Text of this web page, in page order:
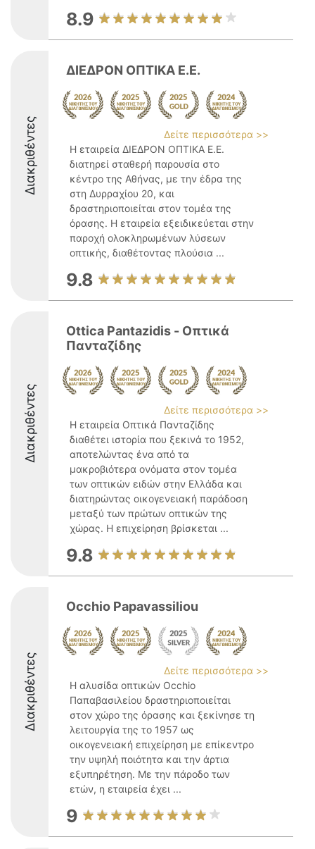
8.9
Διακριθέντες
ΔΙΕΔΡΟΝ ΟΠΤΙΚΑ Ε.Ε.
Δείτε περισσότερα >>
Η εταιρεία ΔΙΕΔΡΟΝ ΟΠΤΙΚΑ Ε.Ε.
διατηρεί σταθερή παρουσία στο
κέντρο της Αθήνας, με την έδρα της
στη Δυρραχίου 20, και
δραστηριοποιείται στον τομέα της
όρασης. Η εταιρεία εξειδικεύεται στην
παροχή ολοκληρωμένων λύσεων
οπτικής, διαθέτοντας πλούσια ...
9.8
Διακριθέντες
Ottica Pantazidis - Οπτικά
Πανταζίδης
Δείτε περισσότερα >>
Η εταιρεία Οπτικά Πανταζίδης
διαθέτει ιστορία που ξεκινά το 1952,
αποτελώντας ένα από τα
μακροβιότερα ονόματα στον τομέα
των οπτικών ειδών στην Ελλάδα και
διατηρώντας οικογενειακή παράδοση
μεταξύ των πρώτων οπτικών της
χώρας. Η επιχείρηση βρίσκεται ...
9.8
Διακριθέντες
Occhio Papavassiliou
Δείτε περισσότερα >>
Η αλυσίδα οπτικών Occhio
Παπαβασιλείου δραστηριοποιείται
στον χώρο της όρασης και ξεκίνησε τη
λειτουργία της το 1957 ως
οικογενειακή επιχείρηση με επίκεντρο
την υψηλή ποιότητα και την άρτια
εξυπηρέτηση. Με την πάροδο των
ετών, η εταιρεία έχει ...
9